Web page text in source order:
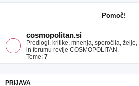
Pomoč!
cosmopolitan.si
Predlogi, kritike, mnenja, sporočila,
in forumu revije COSMOPOLITAN.
Teme: 7
PRIJAVA